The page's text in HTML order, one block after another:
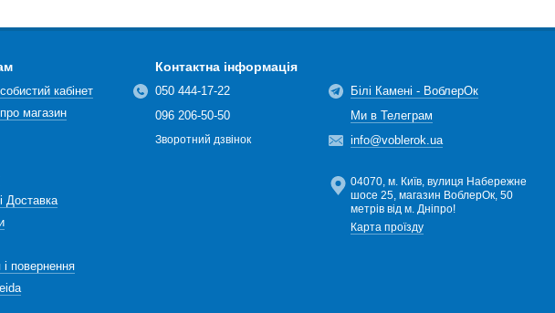
кабінет
магазин
Доставка
і повернення
Контактна інформація
050 444-17-22
096 206-50-50
Зворотний дзвінок
Білі Камені - ВоблерОк
Ми в Телеграм
info@voblerok.ua
04070, м. Київ, вулиця Набережне
шосе 25, магазин ВоблерОк, 50
метрів від м. Дніпро!
Карта проїзду